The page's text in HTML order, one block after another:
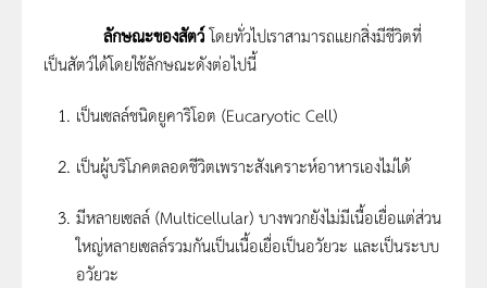
ลักษณะของสัตว์โดยทั่วไปเราสามารถแยกสิ่งมีชีวิตที่
เป็นสัตว์ได้โดยใช้ลักษณะดังต่อไปนี้
เป็นเซลล์ชนิดยูคาริโอต (Eucaryotic Cell)
เป็นผู้บริโภคตลอดชีวิตเพราะสังเคราะห์อาหารเองไม่ได้
มีหลายเซลล์ (Multicellular) บางพวกยังไม่มีเนื้อเยื่อแต่ส่วน
ใหญ่หลายเซลล์รวมกันเป็นเนื้อเยื่อเป็นอวัยวะ และเป็นระบบ
อวัยวะ